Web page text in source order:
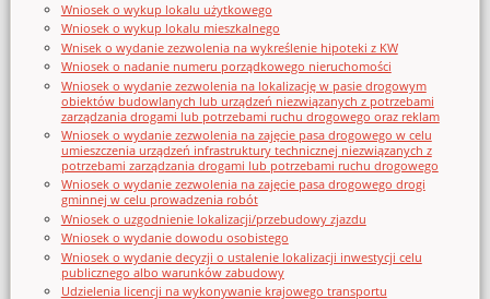
Wniosek o wykup lokalu użytkowego
Wniosek o wykup lokalu mieszkalnego
Wnisek o wydanie zezwolenia na wykreślenie hipoteki z KW
Wniosek o nadanie numeru porządkowego nieruchomości
Wniosek o wydanie zezwolenia na lokalizację w pasie drogowym
obiektów budowlanych lub urządzeń niezwiązanych z potrzebami
zarządzania drogami lub potrzebami ruchu drogowego oraz reklam
Wniosek o wydanie zezwolenia na zajęcie pasa drogowego w celu
umieszczenia urządzeń infrastruktury technicznej niezwiązanych z
potrzebami zarządzania drogami lub potrzebami ruchu drogowego
Wniosek o wydanie zezwolenia na zajęcie pasa drogowego drogi
gminnej w celu prowadzenia robót
Wniosek o uzgodnienie lokalizacji/przebudowy zjazdu
Wniosek o wydanie dowodu osobistego
Wniosek o wydanie decyzji o ustalenie lokalizacji inwestycji celu
publicznego albo warunków zabudowy
Udzielenia licencji na wykonywanie krajowego transportu